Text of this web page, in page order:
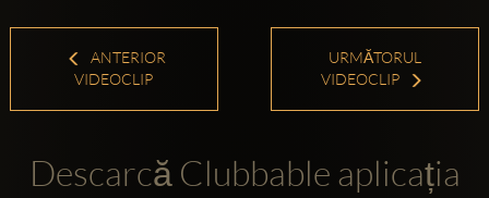
ANTERIOR
VIDEOCLIP
URMĂTORUL
VIDEOCLIP
Descarcă Clubbable aplicația